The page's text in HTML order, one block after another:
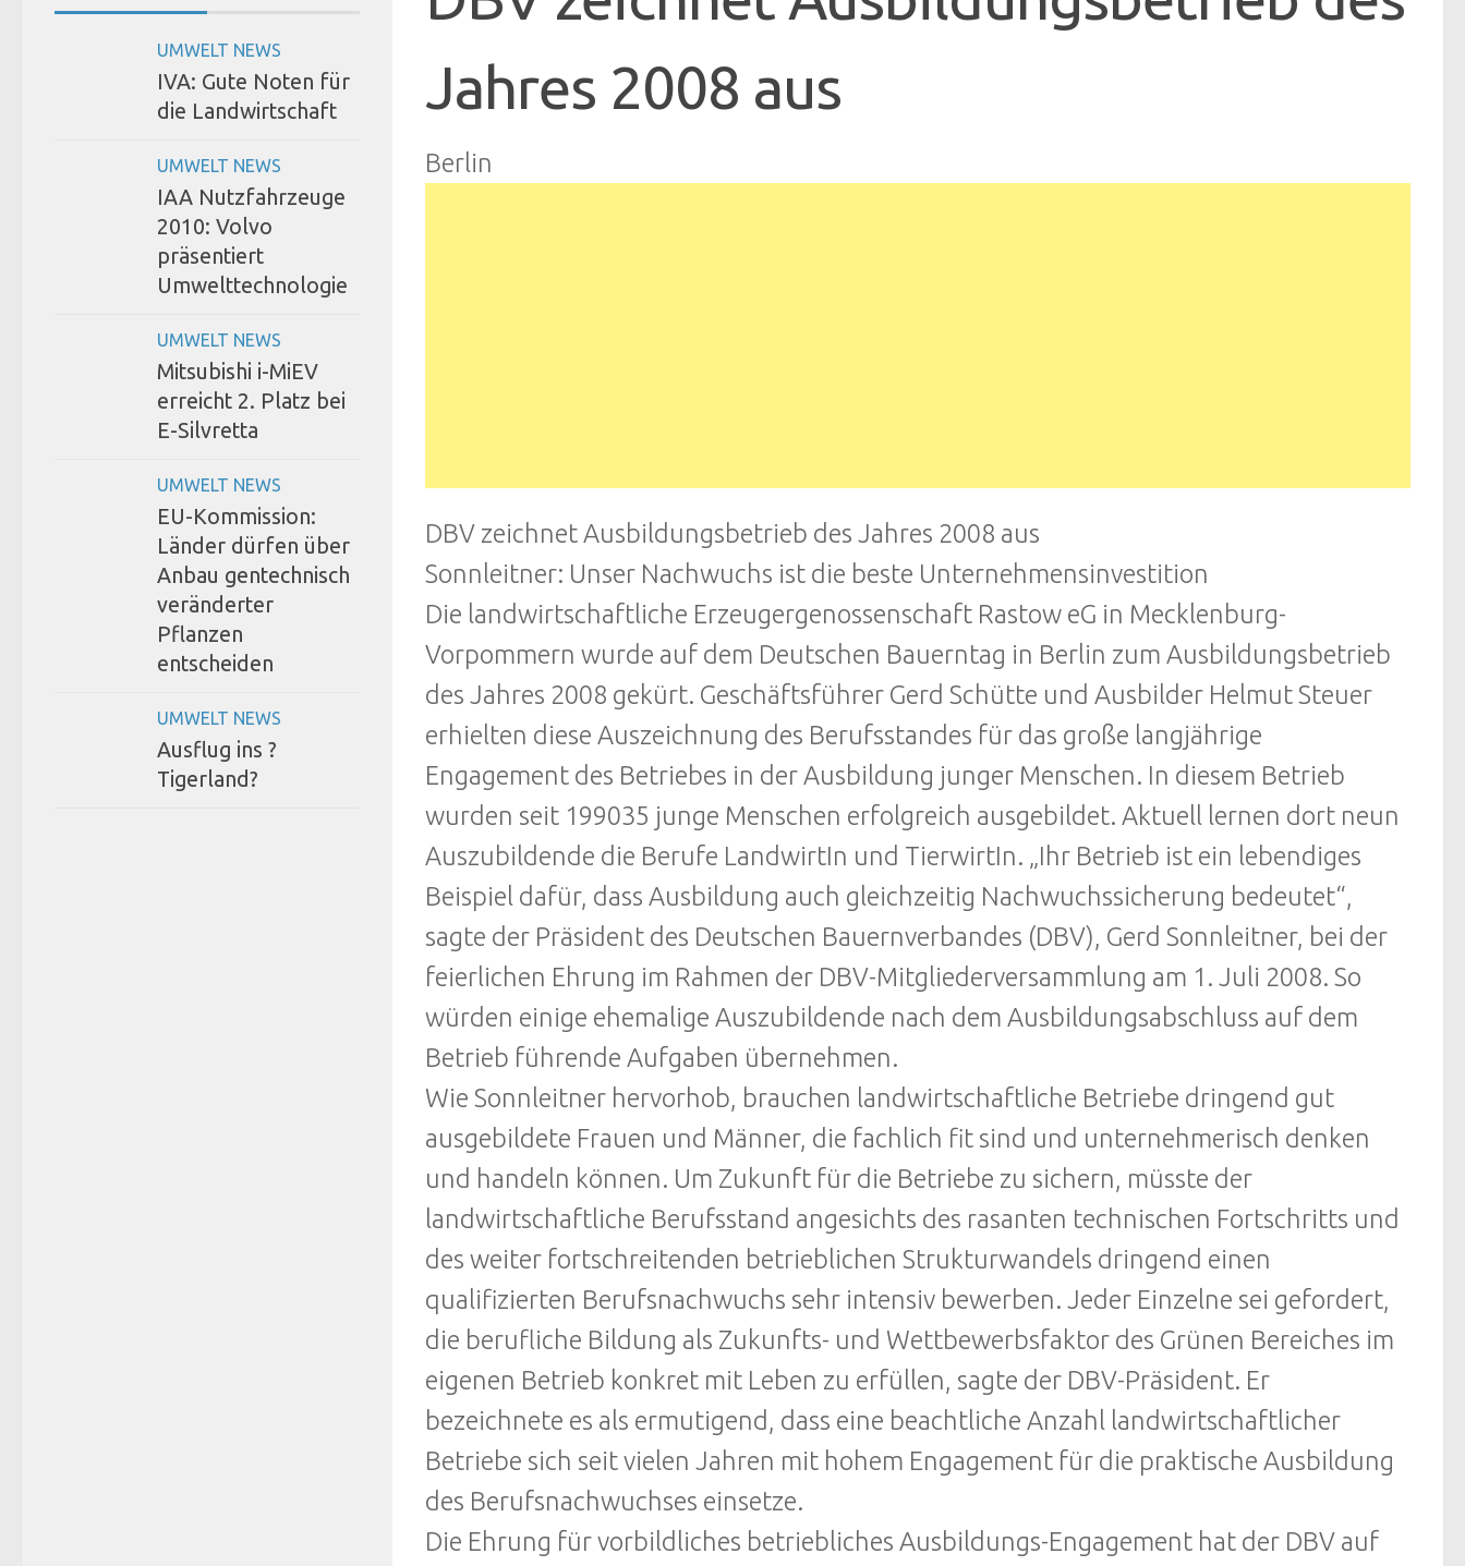
Jahres 2008 aus
Berlin
DBV zeichnet Ausbildungsbetrieb des Jahres 2008 aus
Sonnleitner: Unser Nachwuchs ist die beste Unternehmensinvestition
Die landwirtschaftliche Erzeugergenossenschaft Rastow eG in Mecklenburg-
Vorpommern wurde auf dem Deutschen Bauerntag in Berlin zum Ausbildungsbetrieb
des Jahres 2008 gekürt. Geschäftsführer Gerd Schütte und Ausbilder Helmut Steuer
erhielten diese Auszeichnung des Berufsstandes für das große langjährige
Engagement des Betriebes in der Ausbildung junger Menschen. In diesem Betrieb
wurden seit 199035 junge Menschen erfolgreich ausgebildet. Aktuell lernen dort neun
Auszubildende die Berufe LandwirtIn und TierwirtIn. „Ihr Betrieb ist ein lebendiges
Beispiel dafür, dass Ausbildung auch gleichzeitig Nachwuchssicherung bedeutet“,
sagte der Präsident des Deutschen Bauernverbandes (DBV), Gerd Sonnleitner, bei der
feierlichen Ehrung im Rahmen der DBV-Mitgliederversammlung am 1. Juli 2008. So
würden einige ehemalige Auszubildende nach dem Ausbildungsabschluss auf dem
Betrieb führende Aufgaben übernehmen.
Wie Sonnleitner hervorhob, brauchen landwirtschaftliche Betriebe dringend gut
ausgebildete Frauen und Männer, die fachlich fit sind und unternehmerisch denken
und handeln können. Um Zukunft für die Betriebe zu sichern, müsste der
landwirtschaftliche Berufsstand angesichts des rasanten technischen Fortschritts und
des weiter fortschreitenden betrieblichen Strukturwandels dringend einen
qualifizierten Berufsnachwuchs sehr intensiv bewerben. Jeder Einzelne sei gefordert,
die berufliche Bildung als Zukunfts- und Wettbewerbsfaktor des Grünen Bereiches im
eigenen Betrieb konkret mit Leben zu erfüllen, sagte der DBV-Präsident. Er
bezeichnete es als ermutigend, dass eine beachtliche Anzahl landwirtschaftlicher
Betriebe sich seit vielen Jahren mit hohem Engagement für die praktische Ausbildung
des Berufsnachwuchses einsetze.
Die Ehrung für vorbildliches betriebliches Ausbildungs-Engagement hat der DBV auf
UMWELT NEWS
IVA: Gute Noten für
die Landwirtschaft
UMWELT NEWS
IAA Nutzfahrzeuge
2010: Volvo
präsentiert
Umwelttechnologie
UMWELT NEWS
Mitsubishi i-MiEV
erreicht 2. Platz bei
E-Silvretta
UMWELT NEWS
EU-Kommission:
Länder dürfen über
Anbau gentechnisch
veränderter
Pflanzen
entscheiden
UMWELT NEWS
Ausflug ins ?
Tigerland?